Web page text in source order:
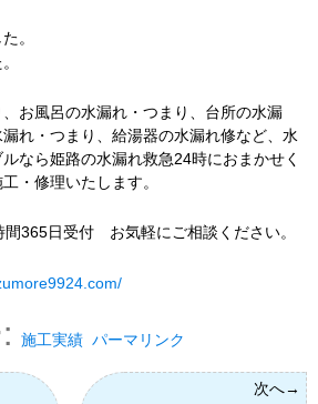
。
、お風呂の水漏れ・つまり、台所の水漏
れ・つまり、給湯器の水漏れ修など、水
なら姫路の水漏れ救急24時におまかせく
・修理いたします。
間365日受付 お気軽にご相談ください。
施工実績 パーマリンク